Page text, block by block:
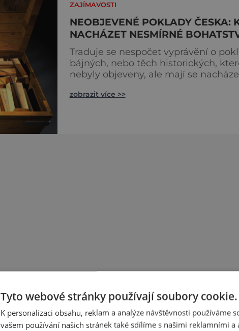
ZAJÍMAVOSTI
NEOBJEVENÉ POKLADY ČESKA:
NACHÁZET NESMÍRNÉ
Traduje se nespočet vyprávění o
bájných, nebo těch historických,
nebyly objeveny, ale mají se
podaří některý objevit, stále však
zobrazit více >>
Tyto webové stránky používají soubory cookie.
K personalizaci obsahu, reklam a analýze návštěvnosti používáme
vašem používání našich stránek také sdílíme s našimi reklamními